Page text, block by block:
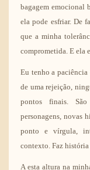
bagagem emocional
ela pode esfriar. De
que a minha
comprometida. E ela
Eu tenho a paciência
de uma rejeição,
pontos finais.
personagens, novas
ponto e vírgula,
contexto. Faz
A esta altura na